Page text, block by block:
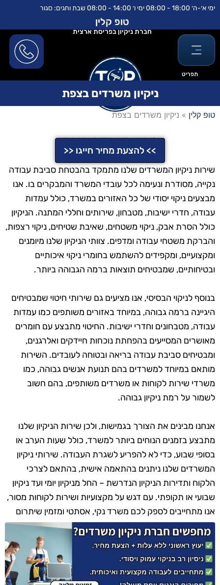
לתוכן
דילוג
ימי א׳-ה׳ 18:00 - 08:00 ימי ו׳ 14:00 - 08:00 שבת וחגים: סגור
תפריט
טופ קלין
חברת ניקיון בפריסת ארצית
ניקיון משרדים בצפת
טופ קלין » ניקיון משרדים בצפת
ניקיון משרדים בצפת
>> להצעת מחיר חייגו <<
שירות ניקיון המשרדים שלנו מתמקד בהבטחת סביבת עבודה
נקייה, מסודרת ונעימה לכל עובדי המשרד והמבקרים בו. אנו
מבצעים ניקוי יסודי של כל האזורים במשרד, כולל עמדות
עבודה, חדרי ישיבות, מטבחון, שירותים וחללי המתנה. הניקיון
כולל הסרת אבק, ניקוי משטחים, שאיבת שטיחים, ניקוי רצפות,
והברקת משטחי עבודה ומדפים. צוותי הניקיון שלנו מיומנים
ומקצועיים, ומקפידים להשתמש בחומרי ניקוי איכותיים
ובטיחותיים, שמבטיחים תוצאות ברמה הגבוהה ביותר.
בנוסף לניקוי הבסיסי, אנו מציעים גם שירותי חיטוי שמבטיחים
היגיינה ברמה גבוהה, במיוחד באזורים משותפים כמו עמדות
עבודה, מטבחונים וחדרי ישיבות. החיטוי מתבצע עם חומרים
מאושרים המסייעים בהפחתת נוכחות חיידקים ואלרגנים,
ומבטיחים סביבת עבודה בריאה ובטוחה לעובדים. השירות
מותאם במיוחד למשרדים בהם תנועת אנשים גבוהה, כמו
משרדי שירות לקוחות או משרדים משותפים, בהם חשוב
לשמור על רמת ניקיון גבוהה.
אנחנו מבינים את הצורך בגמישות, ולכן שירות הניקיון שלנו
מתבצע בזמנים הנוחים ביותר למשרד, כולל שעות הערב או
בסופי שבוע, כדי לא להפריע לשגרת העבודה. שירותי ניקיון
המשרדים שלנו ניתנים בהתאמה אישית, בהתאם לצרכי
הלקוח ותדירות הניקיון הנדרשת – החל מניקיון יומי ועד ניקיון
שבועי או תקופתי. עם דגש על מקצועיות ושירות לקוחות מסור,
אנו מתחייבים לספק לכם משרד נקי, אסתטי ומזמין שיתרום
לתחושת הרווחה והנוחות של כל עובד ומבקר.